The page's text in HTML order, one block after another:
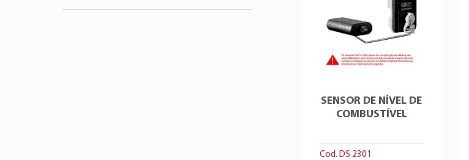
SENSOR DE NÍVEL DE
COMBUSTÍVEL
Cod. DS 2301